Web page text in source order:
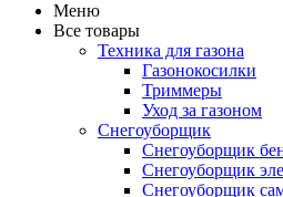
Меню
Все товары
Техника для газона
Газонокосилки
Триммеры
Уход за газоном
Снегоуборщик
Снегоуборщик
Снегоуборщик
Снегоуборщик